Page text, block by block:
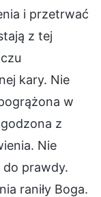
i przetrwać
z tej
kary. Nie
w
z
Nie
do prawdy.
raniły Boga.